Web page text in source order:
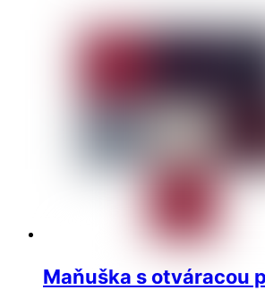
Maňuška s otváracou